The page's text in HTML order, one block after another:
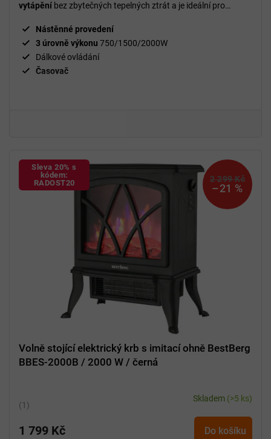
vytápění bez zbytečných tepelných ztrát a je ideální pro
Nástěnné provedení
3 úrovně výkonu 750/1500/2000W
Dálkové ovládání
Časovač
Sleva 20% s
kódem:
RADOST20
2 299 Kč
–21 %
Volně stojící elektrický krb s imitací ohně BestBerg
BBES-2000B / 2000 W / černá
Průměrné
produktu
Skladem (>5 ks)
1 799 Kč Do košíku